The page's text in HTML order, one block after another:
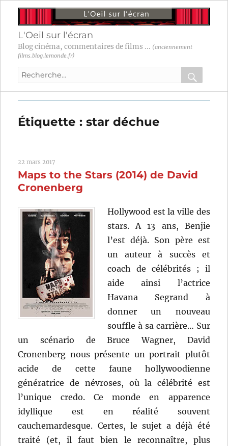
L'Oeil sur l'écran
Blog cinéma, commentaires de films ... (anciennement
films.blog.lemonde.fr)
Recherche
:
OK
Étiquette :star déchue
22 mars 2017
Maps to the Stars (2014) de David
Cronenberg
Hollywood est la ville des
stars. A 13 ans, Benjie
l’est déjà. Son père est
un auteur à succès et
coach de célébrités ; il
aide ainsi l’actrice
Havana Segrand à
donner un nouveau
souffle à sa carrière… Sur
un scénario de Bruce Wagner, David
Cronenberg nous présente un portrait plutôt
acide de cette faune hollywoodienne
génératrice de névroses, où la célébrité est
l’unique credo. Ce monde en apparence
idyllique est en réalité souvent
cauchemardesque. Certes, le sujet a déjà été
traité (et, il faut bien le reconnaître, plus